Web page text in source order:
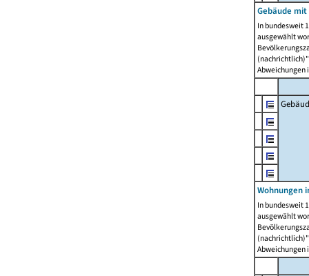
Gebäude
In bundesweit
ausgewählt
Abweichungen
Wohnungen
In bundesweit
ausgewählt
Abweichungen